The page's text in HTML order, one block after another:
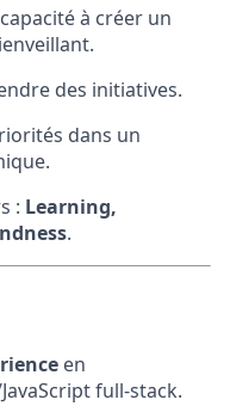
à créer un
des initiatives.
dans un
: Learning,
.
en
full-stack.